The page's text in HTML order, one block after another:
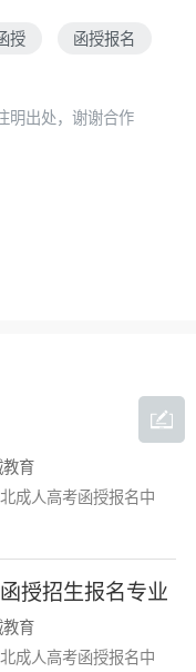
、计算机应用技
、模具设计制造
校简介
授
函授报名
明出处，谢谢合作
育
成人高考函授报名中
授招生报名专业
育
成人高考函授报名中